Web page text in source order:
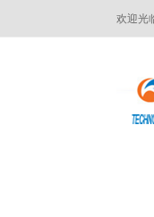
欢迎光